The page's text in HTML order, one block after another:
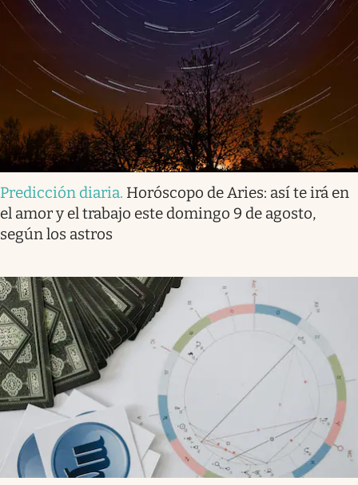
Predicción diaria. Horóscopo de Aries: así te irá en
el amor y el trabajo este domingo 9 de agosto,
según los astros